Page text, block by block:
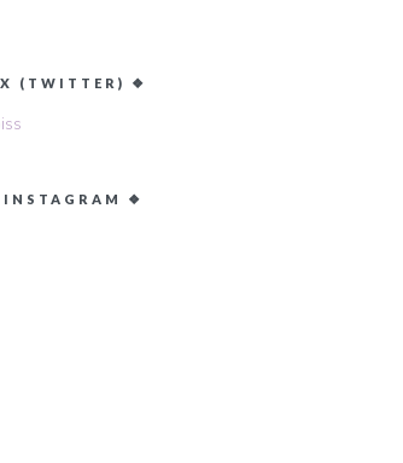
(TWITTER) ❖
❖